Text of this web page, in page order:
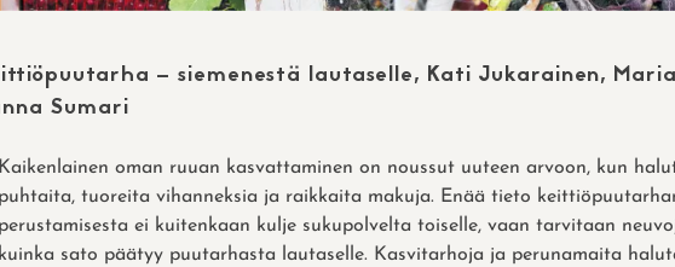
– siemenestä lautaselle, Kati Jukarainen,
Sumari
Kaikenlainen oman ruuan kasvattaminen on noussut uuteen arvoon, kun
puhtaita, tuoreita vihanneksia ja raikkaita makuja. Enää tieto
perustamisesta ei kuitenkaan kulje sukupolvelta toiselle, vaan tarvitaan
kuinka sato päätyy puutarhasta lautaselle. Kasvitarhoja ja perunamaita